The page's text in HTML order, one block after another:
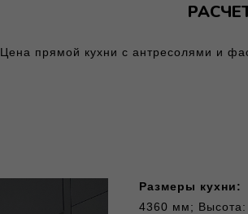
Цена прямой кухни с антресолями и
Размеры кухни:
4360 мм;